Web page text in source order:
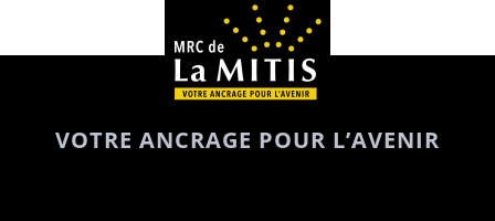
VOTRE ANCRAGE POUR L’AVENIR